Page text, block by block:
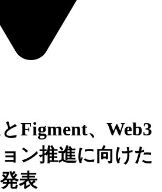
Figment、Web3
ン推進に向けた
表